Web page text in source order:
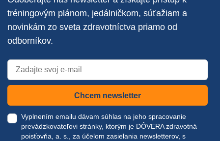
tréningovým plánom, jedálničkom, súťažiam a
novinkám zo sveta zdravotníctva priamo od
odborníkov.
Chcem newsletter
Vyplnením emailu dávam súhlas na jeho spracovanie
prevádzkovateľovi stránky, ktorým je DÔVERA zdravotná
poisťovňa, a. s., za účelom zasielania newsletterov, s